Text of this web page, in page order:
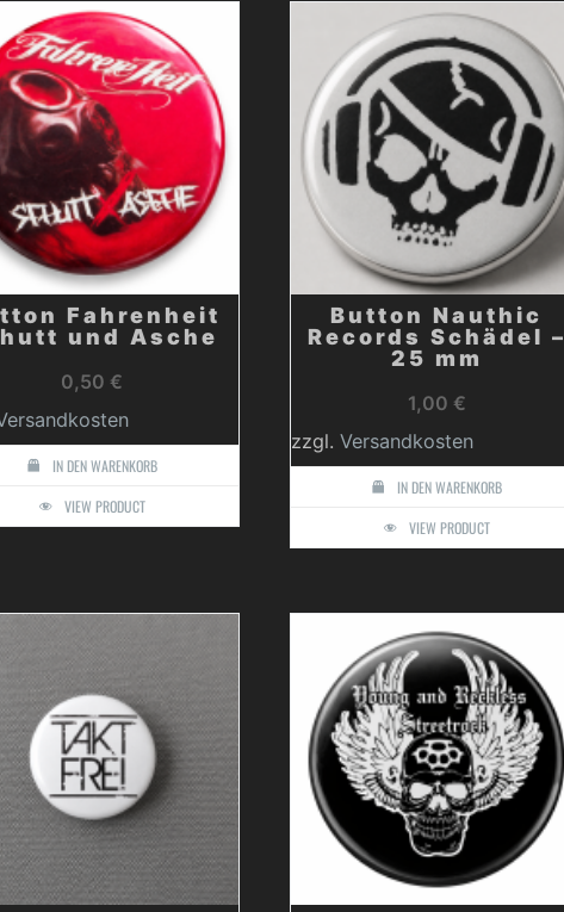
Fahrenheit
und Asche
0,50€
IN DEN WARENKORB
VIEW PRODUCT
Button Nauthic
Records Schädel –
25 mm
1,00 €
zzgl. Versandkosten
IN DEN WARENKORB
VIEW PRODUCT